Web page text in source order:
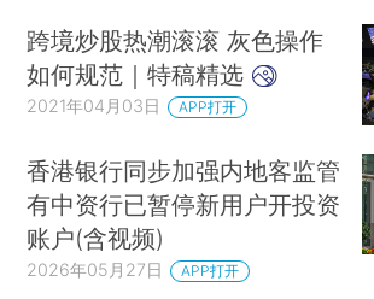
跨境炒股热潮滚滚 灰色操作
如何规范｜特稿精选
2021年04月03日 APP打开
香港银行同步加强内地客监管
有中资行已暂停新用户开投资
账户(含视频)
2026年05月27日 APP打开